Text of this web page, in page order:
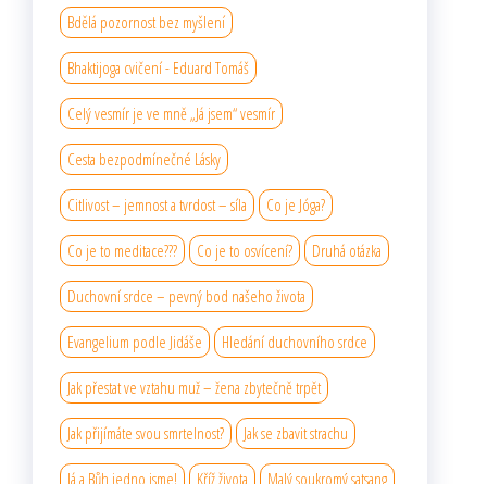
Bdělá pozornost bez myšlení
Bhaktijoga cvičení - Eduard Tomáš
Celý vesmír je ve mně „Já jsem“ vesmír
Cesta bezpodmínečné Lásky
Citlivost – jemnost a tvrdost – síla Co je Jóga?
Co je to meditace??? Co je to osvícení? Druhá otázka
Duchovní srdce – pevný bod našeho života
Evangelium podle Jidáše Hledání duchovního srdce
Jak přestat ve vztahu muž – žena zbytečně trpět
Jak přijímáte svou smrtelnost? Jak se zbavit strachu
Já a Bůh jedno jsme! Kříž života Malý soukromý satsang